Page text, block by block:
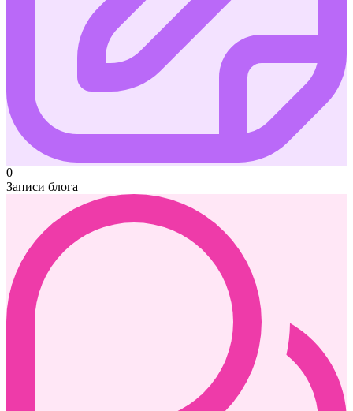
0
Записи блога